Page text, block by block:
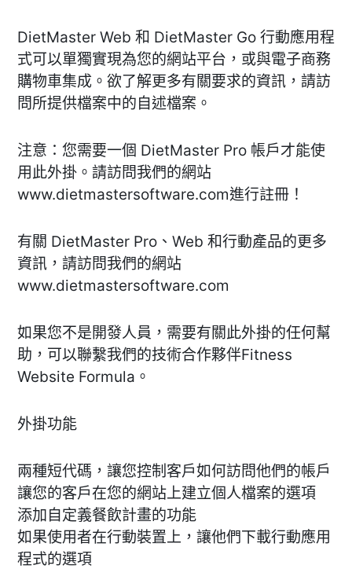
DietMaster Web 和 DietMaster Go 行動應用程
式可以單獨實現為您的網站平台，或與電子商務
購物車集成。欲了解更多有關要求的資訊，請訪
問所提供檔案中的自述檔案。
注意：您需要一個 DietMaster Pro 帳戶才能使
用此外掛。請訪問我們的網站
www.dietmastersoftware.com進行註冊！
有關 DietMaster Pro、Web 和行動產品的更多
資訊，請訪問我們的網站
www.dietmastersoftware.com
如果您不是開發人員，需要有關此外掛的任何幫
助，可以聯繫我們的技術合作夥伴Fitness
Website Formula。
外掛功能
兩種短代碼，讓您控制客戶如何訪問他們的帳戶
讓您的客戶在您的網站上建立個人檔案的選項
添加自定義餐飲計畫的功能
如果使用者在行動裝置上，讓他們下載行動應用
程式的選項